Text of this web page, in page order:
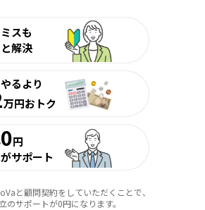
スも
解決
るより
万円おトク
0円
サポート
と顧問契約をしていただくことで、
のサポートが0円になります。